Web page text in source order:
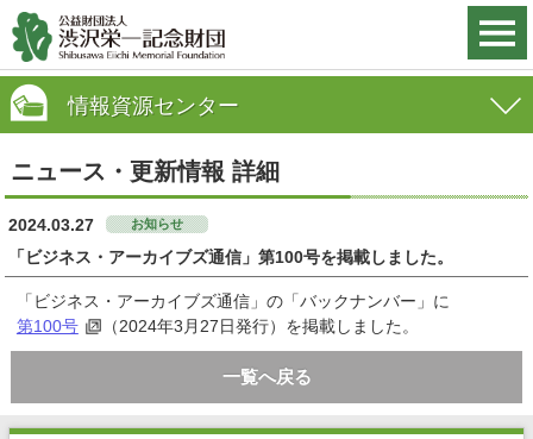
情報資源センター
ニュース・更新情報 詳細
2024.03.27 お知らせ
「ビジネス・アーカイブズ通信」第100号を掲載しました。
「ビジネス・アーカイブズ通信」の「バックナンバー」に
第100号
（2024年3月27日発行）を掲載しました。
一覧へ戻る